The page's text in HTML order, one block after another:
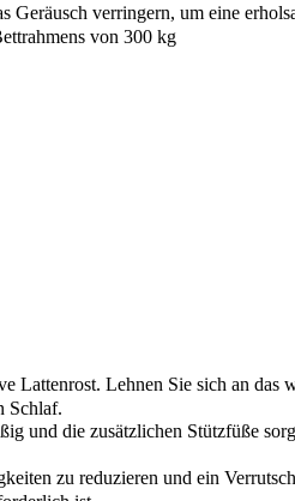
verringern, um eine
von 300 kg
Lattenrost. Lehnen Sie sich an das
Schlaf.
und die zusätzlichen Stützfüße
zu reduzieren und ein